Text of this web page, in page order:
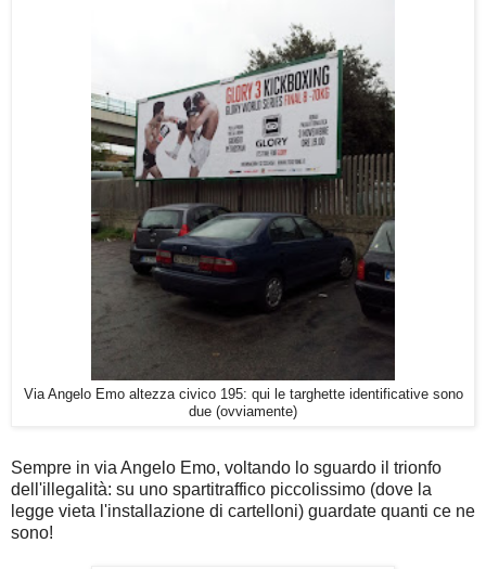
Via Angelo Emo altezza civico 195: qui le targhette identificative sono
due (ovviamente)
Sempre in via Angelo Emo, voltando lo sguardo il trionfo
dell'illegalità: su uno spartitraffico piccolissimo (dove la
legge vieta l'installazione di cartelloni) guardate quanti ce ne
sono!